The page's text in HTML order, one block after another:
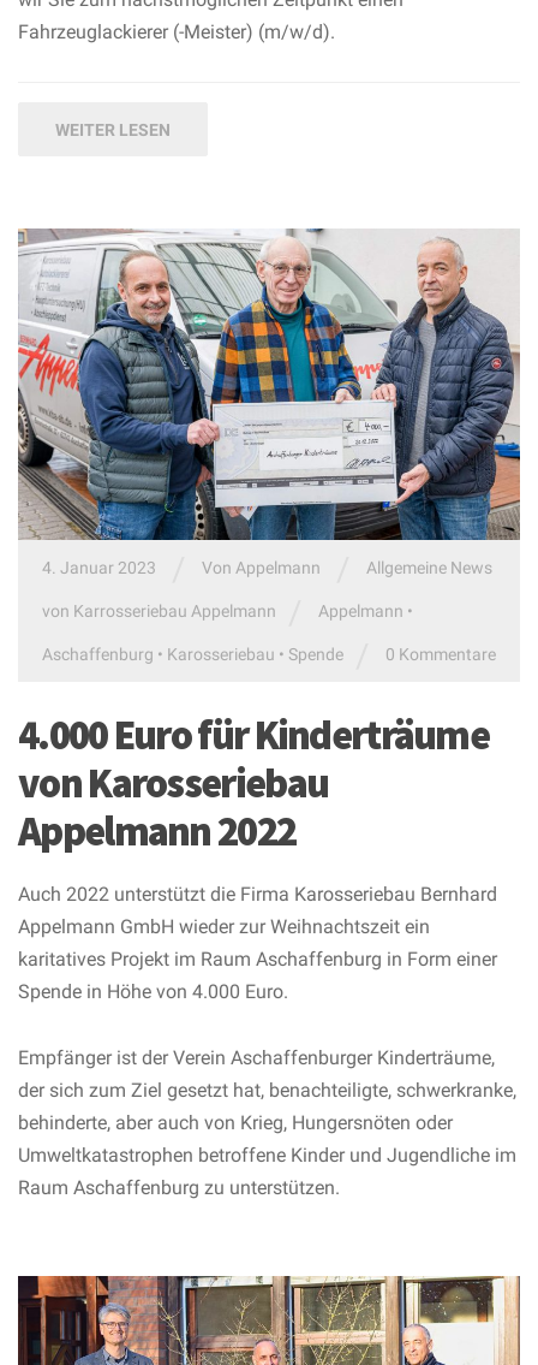
Fahrzeuglackierer (-Meister) (m/w/d).
WEITER LESEN
4. Januar 2023 Von Appelmann Allgemeine News
von Karrosseriebau Appelmann Appelmann •
Aschaffenburg • Karosseriebau • Spende 0 Kommentare
4.000 Euro für Kinderträume
von Karosseriebau
Appelmann 2022
Auch 2022 unterstützt die Firma Karosseriebau Bernhard
Appelmann GmbH wieder zur Weihnachtszeit ein
karitatives Projekt im Raum Aschaffenburg in Form einer
Spende in Höhe von 4.000 Euro.
Empfänger ist der Verein Aschaffenburger Kinderträume,
der sich zum Ziel gesetzt hat, benachteiligte, schwerkranke,
behinderte, aber auch von Krieg, Hungersnöten oder
Umweltkatastrophen betroffene Kinder und Jugendliche im
Raum Aschaffenburg zu unterstützen.